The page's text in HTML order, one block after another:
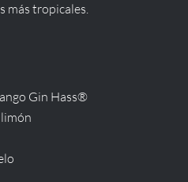
más tropicales.
Gin Hass®